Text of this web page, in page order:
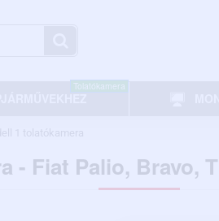
Tolatókamera
- Fiat Palio, Bravo,